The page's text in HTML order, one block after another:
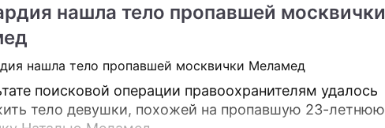
нашла тело пропавшей москвички
поисковой операции правоохранителям удалось
тело девушки, похожей на пропавшую 23-летнюю